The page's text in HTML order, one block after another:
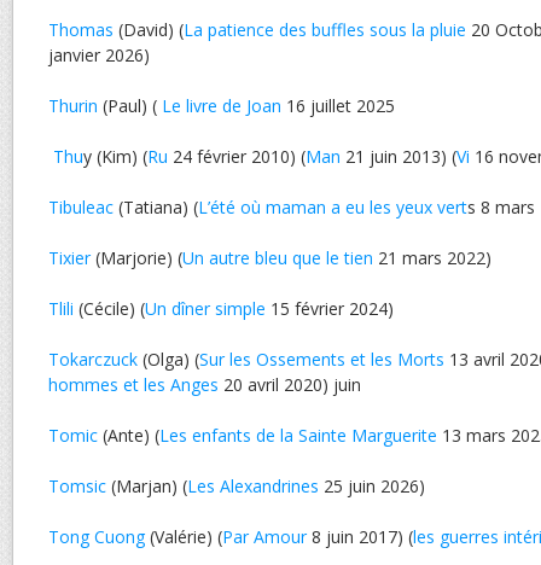
Thomas (David) (La patience des buffles sous la pluie 20
janvier 2026)
Thurin (Paul) ( Le livre de Joan 16 juillet 2025
Thuy (Kim) (Ru 24 février 2010) (Man 21 juin 2013) (Vi 16
Tibuleac (Tatiana) (L’été où maman a eu les yeux verts 8 mars
Tixier(Marjorie) (Un autre bleu que le tien 21 mars 2022)
Tlili (Cécile) (Un dîner simple 15 février 2024)
Tokarczuck (Olga) (Sur les Ossements et les Morts 13 avril
hommes et les Anges 20 avril 2020) juin
Tomic (Ante) (Les enfants de la Sainte Marguerite 13 mars
Tomsic (Marjan) (Les Alexandrines 25 juin 2026)
Tong Cuong(Valérie) (Par Amour8 juin 2017) (les guerres